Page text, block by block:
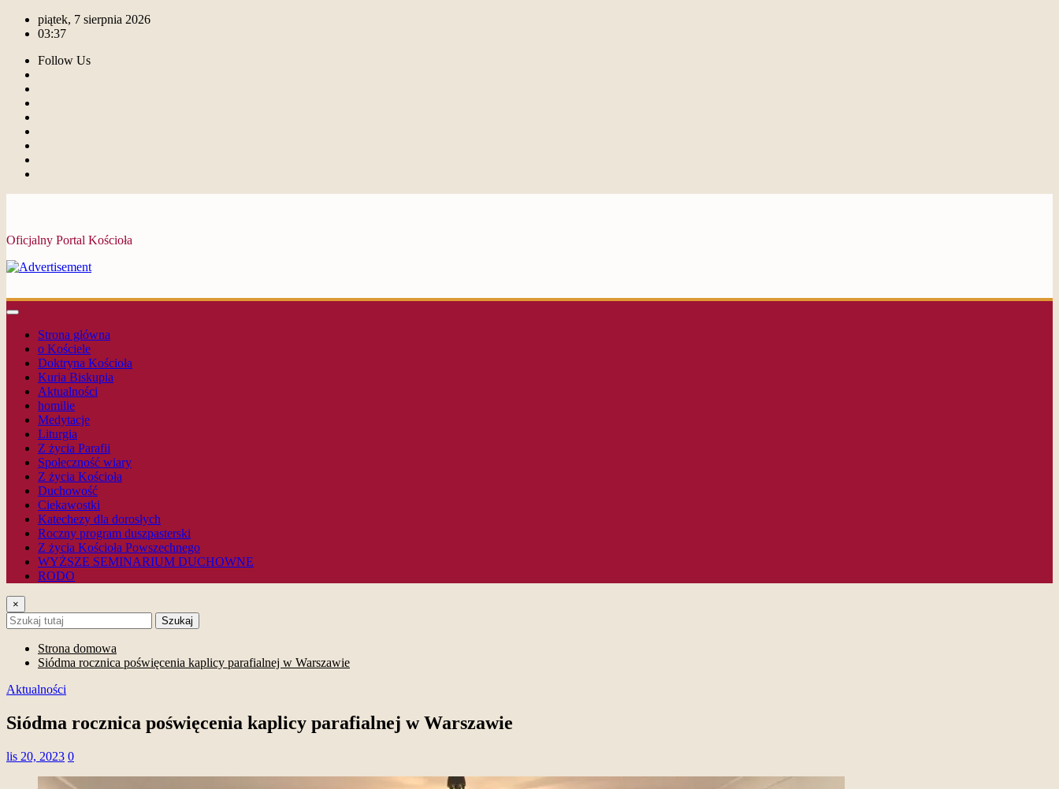
piątek, 7 sierpnia 2026
03:37
Follow Us
Oficjalny Portal Kościoła
Strona główna
o Kościele
Doktryna Kościoła
Kuria Biskupia
Aktualności
homilie
Medytacje
Liturgia
Z życia Parafii
Społeczność wiary
Z życia Kościoła
Duchowość
Ciekawostki
Katechezy dla dorosłych
Roczny program duszpasterski
Z życia Kościoła Powszechnego
WYŻSZE SEMINARIUM DUCHOWNE
RODO
×
Szukaj
Strona domowa
Siódma rocznica poświęcenia kaplicy parafialnej w Warszawie
Aktualności
Siódma rocznica poświęcenia kaplicy parafialnej w Warszawie
lis 20, 2023 0